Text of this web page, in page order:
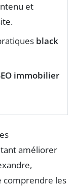
et
black
immobilier
améliorer
comprendre les